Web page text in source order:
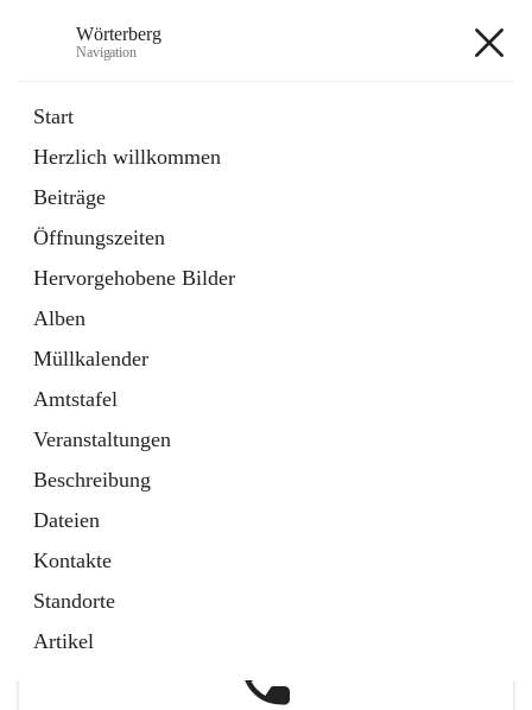
Wörterberg
Navigation
Start
Herzlich willkommen
Beiträge
Öffnungszeiten
Hervorgehobene Bilder
Alben
Müllkalender
Amtstafel
Veranstaltungen
Beschreibung
Dateien
Kontakte
Standorte
Artikel
5 Schnellzugriffe
Bürgerservice
9 Schnellzugriffe